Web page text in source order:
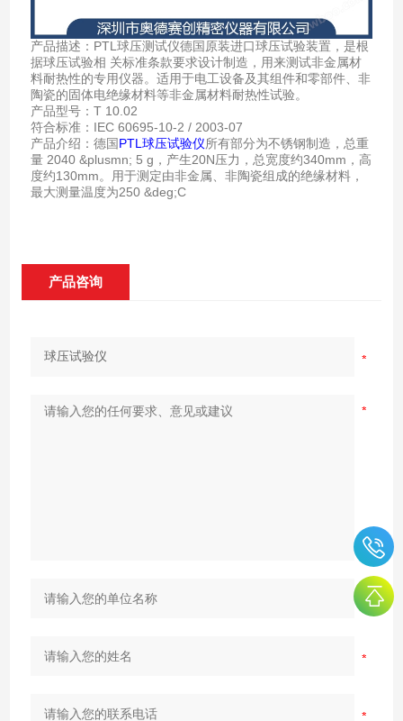
产品描述：PTL球压测试仪德国原装进口球压试验装置，是根
据球压试验相 关标准条款要求设计制造，用来测试非金属材
料耐热性的专用仪器。适用于电工设备及其组件和零部件、非
陶瓷的固体电绝缘材料等非金属材料耐热性试验。
产品型号：T 10.02
符合标准：IEC 60695-10-2 / 2003-07
产品介绍：德国PTL球压试验仪所有部分为不锈钢制造，总重
量 2040 &plusmn; 5 g，产生20N压力，总宽度约340mm，高
度约130mm。用于测定由非金属、非陶瓷组成的绝缘材料，
最大测量温度为250 &deg;C
产品咨询